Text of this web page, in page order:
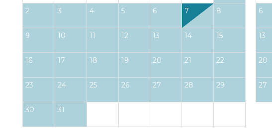
2 3 4 5 6 7 8
9 10 11 12 13 14 15
16 17 18 19 20 21 22
23 24 25 26 27 28 29
30 31
6
13
20
27